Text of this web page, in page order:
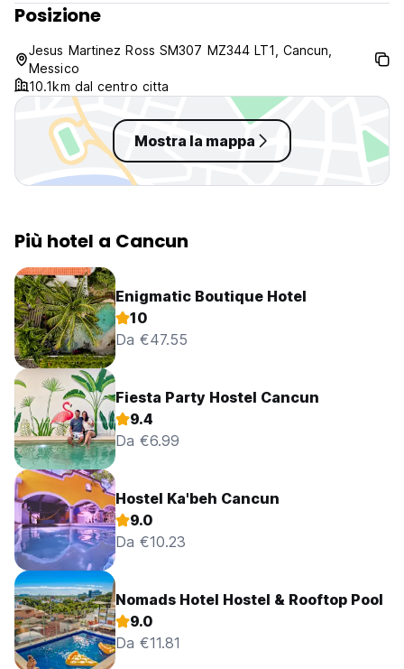
Posizione
Jesus Martinez Ross SM307 MZ344 LT1, Cancun,
Messico
10.1km dal centro citta
Mostra la mappa
Più hotel a Cancun
Enigmatic Boutique Hotel
10
Da €47.55
Fiesta Party Hostel Cancun
9.4
Da €6.99
Hostel Ka'beh Cancun
9.0
Da €10.23
Nomads Hotel Hostel & Rooftop Pool
9.0
Da €11.81